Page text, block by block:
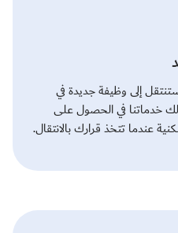
إلى وظيفة جديدة في
خدماتنا في الحصول على
عندما تتخذ قرارك بالانتقال.